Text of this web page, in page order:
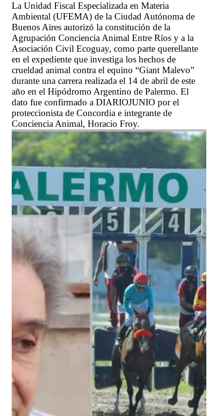
La Unidad Fiscal Especializada en Materia
Ambiental (UFEMA) de la Ciudad Autónoma de
Buenos Aires autorizó la constitución de la
Agrupación Conciencia Animal Entre Ríos y a la
Asociación Civil Ecoguay, como parte querellante
en el expediente que investiga los hechos de
crueldad animal contra el equino “Giant Malevo”
durante una carrera realizada el 14 de abril de este
año en el Hipódromo Argentino de Palermo. El
dato fue confirmado a DIARIOJUNIO por el
proteccionista de Concordia e integrante de
Conciencia Animal, Horacio Froy.